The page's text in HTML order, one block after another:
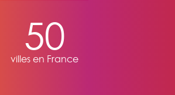
50
villes en France